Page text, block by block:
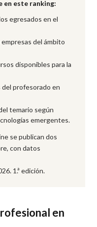
en este ranking:
egresados en el
del ámbito
disponibles para la
profesorado en
temario según
emergentes.
se publican dos
con datos
1.ª edición.
en